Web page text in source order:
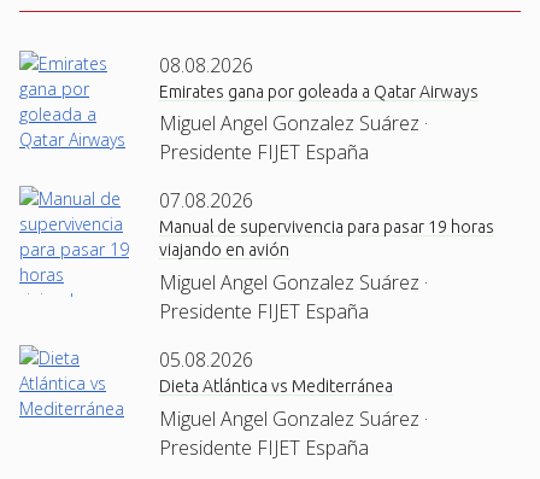
08.08.2026
Emirates gana por goleada a Qatar Airways
Miguel Angel Gonzalez Suárez ·
Presidente FIJET España
07.08.2026
Manual de supervivencia para pasar 19 horas
viajando en avión
Miguel Angel Gonzalez Suárez ·
Presidente FIJET España
05.08.2026
Dieta Atlántica vs Mediterránea
Miguel Angel Gonzalez Suárez ·
Presidente FIJET España